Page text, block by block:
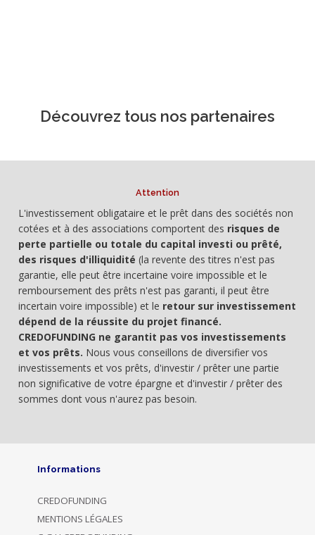
Découvrez tous nos partenaires
Attention
L'investissement obligataire et le prêt dans des sociétés non
cotées et à des associations comportent des risques de
perte partielle ou totale du capital investi ou prêté,
des risques d'illiquidité (la revente des titres n'est pas
garantie, elle peut être incertaine voire impossible et le
remboursement des prêts n'est pas garanti, il peut être
incertain voire impossible) et le retour sur investissement
dépend de la réussite du projet financé.
CREDOFUNDING ne garantit pas vos investissements
et vos prêts. Nous vous conseillons de diversifier vos
investissements et vos prêts, d'investir / prêter une partie
non significative de votre épargne et d'investir / prêter des
sommes dont vous n'aurez pas besoin.
Informations
CREDOFUNDING
MENTIONS LÉGALES